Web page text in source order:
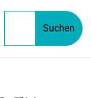
Suchen